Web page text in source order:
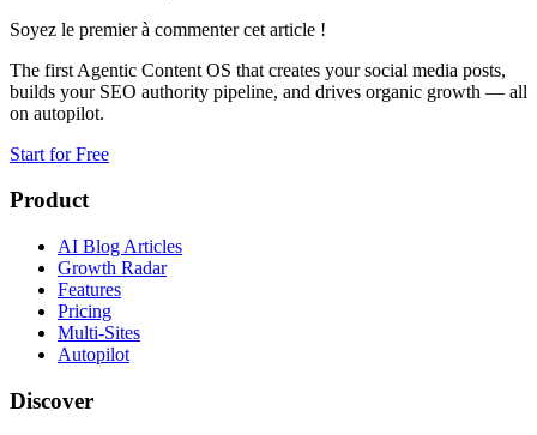
Soyez le premier à commenter cet article !
The first Agentic Content OS that creates your social media posts,
builds your SEO authority pipeline, and drives organic growth — all
on autopilot.
Start for Free
Product
AI Blog Articles
Growth Radar
Features
Pricing
Multi-Sites
Autopilot
Discover